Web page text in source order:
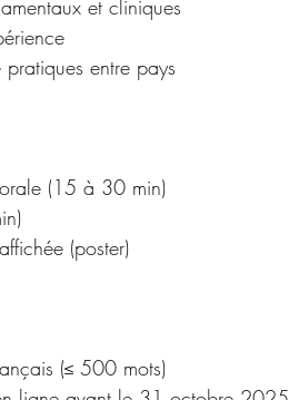
et cliniques
pratiques entre pays
(15 à 30 min)
(poster)
(≤ 500 mots)